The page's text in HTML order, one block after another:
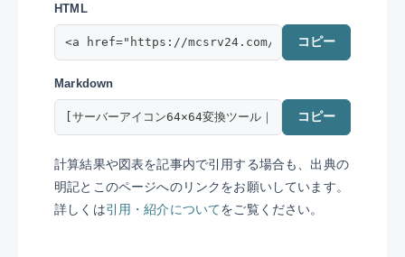
HTML
コピー
Markdown
コピー
計算結果や図表を記事内で引用する場合も、出典の
明記とこのページへのリンクをお願いしています。
詳しくは引用・紹介についてをご覧ください。